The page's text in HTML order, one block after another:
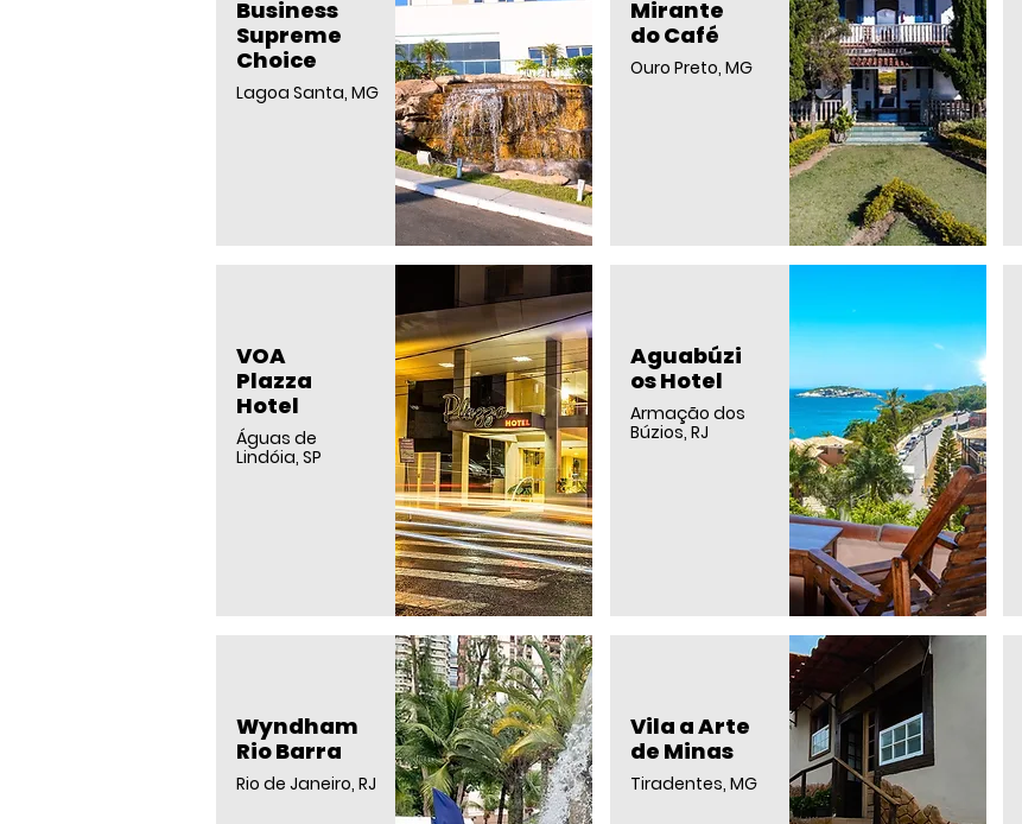
Business
Supreme
Choice
Lagoa Santa, MG
VOA
Plazza
Hotel
Águas de
Lindóia, SP
Wyndham
Rio Barra
Rio de Janeiro, RJ
Mirante
do Café
Ouro Preto, MG
Aguabúzi
os Hotel
Armação dos
Búzios, RJ
Vila a Arte
de Minas
Tiradentes, MG